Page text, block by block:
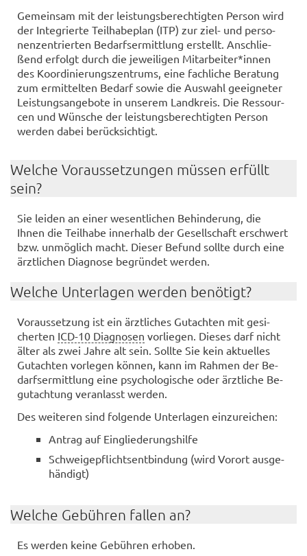
Ge­mein­sam mit der leis­tungs­be­rech­tig­ten Per­son wird
der In­te­grier­te Teil­ha­be­plan (ITP) zur ziel- und per­so­
nen­zen­trier­ten Be­darfs­er­mitt­lung er­stellt. An­schlie­
ßend er­folgt durch die je­wei­li­gen Mit­ar­bei­ter*innen
des Ko­or­di­nie­rungs­zen­trums, eine fach­li­che Be­ra­tung
zum er­mit­tel­ten Be­darf sowie die Aus­wahl ge­eig­ne­ter
Leis­tungs­an­ge­bo­te in un­se­rem Land­kreis. Die Res­sour­
cen und Wün­sche der leis­tungs­be­rech­tig­ten Per­son
wer­den dabei be­rück­sich­tigt.
Wel­che Vor­aus­set­zun­gen müs­sen er­füllt
sein?
Sie lei­den an einer we­sent­li­chen Be­hin­de­rung, die
Ihnen die Teil­ha­be in­ner­halb der Ge­sell­schaft er­schwert
bzw. un­mög­lich macht. Die­ser Be­fund soll­te durch eine
ärzt­li­chen Dia­gno­se be­grün­det wer­den.
Wel­che Un­ter­la­gen wer­den be­nö­tigt?
Vor­aus­set­zung ist ein ärzt­li­ches Gut­ach­ten mit ge­si­
cher­ten ICD-10 Diagnosen vor­lie­gen. Die­ses darf nicht
älter als zwei Jahre alt sein. Soll­te Sie kein ak­tu­el­les
Gut­ach­ten vor­le­gen kön­nen, kann im Rah­men der Be­
darfs­er­mitt­lung eine psy­cho­lo­gi­sche oder ärzt­li­che Be­
gut­ach­tung ver­an­lasst wer­den.
Des wei­te­ren sind fol­gen­de Un­ter­la­gen ein­zu­rei­chen:
An­trag auf Ein­glie­de­rungs­hil­fe
Schwei­ge­pflichts­ent­bin­dung (wird Vor­ort aus­ge­
hän­digt)
Wel­che Ge­büh­ren fal­len an?
Es wer­den keine Ge­büh­ren er­ho­ben.